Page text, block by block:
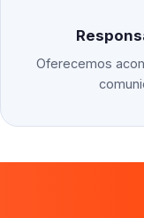
Oferecemos